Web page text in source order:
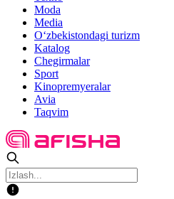
Moda
Media
O‘zbekistondagi turizm
Katalog
Chegirmalar
Sport
Kinopremyeralar
Avia
Taqvim